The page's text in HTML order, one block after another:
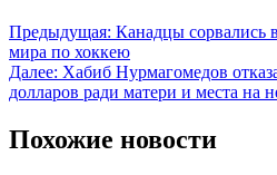
Предыдущая: Канадцы сорвались
мира по хоккею
Далее: Хабиб Нурмагомедов
долларов ради матери и места на
Похожие новости